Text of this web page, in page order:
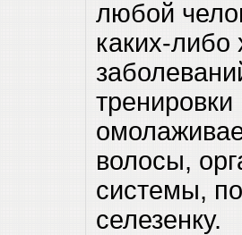
любой
каких-либо
волосы,
системы,
селезенку.